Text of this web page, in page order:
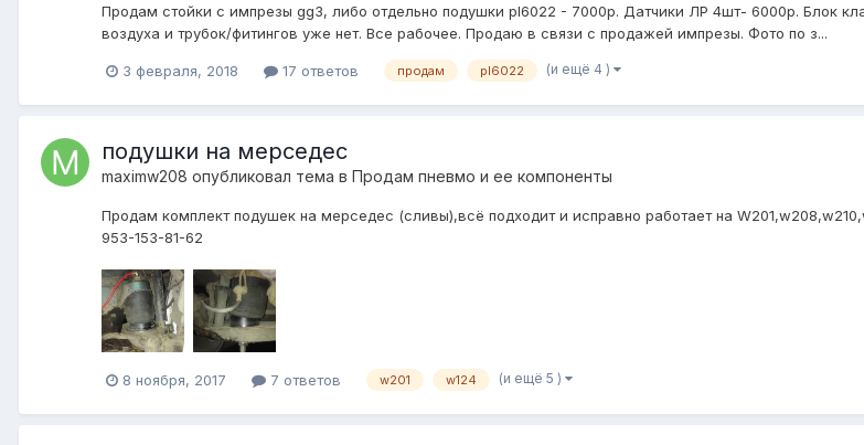
Продам стойки с импрезы gg3, либо отдельно подушки pl6022 - 7000р. Датчики ЛР 4шт- 6000р. Блок
воздуха и трубок/фитингов уже нет. Все рабочее. Продаю в связи с продажей импрезы. Фото по з...
3 февраля, 2018 17 ответов продам pl6022 (и ещё 4 )
подушки на мерседес
maximw208 опубликовал тема в Продам пневмо и ее компоненты
Продам комплект подушек на мерседес (сливы),всё подходит и исправно работает на
953-153-81-62
8 ноября, 2017 7 ответов w201 w124 (и ещё 5 )